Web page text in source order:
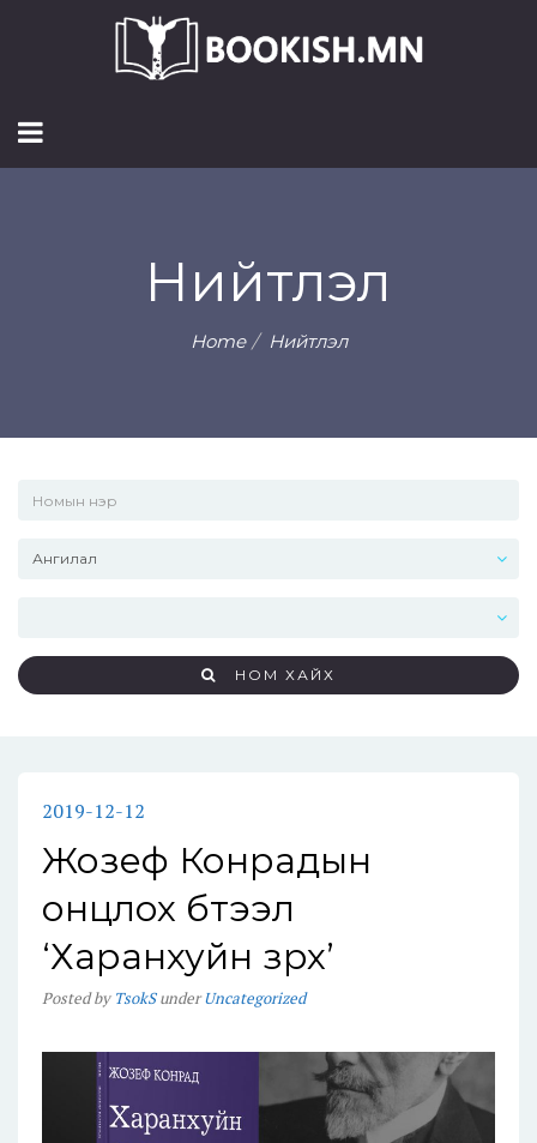
Нийтлэл
Home Нийтлэл
НОМ ХАЙХ
2019-12-12
Жозеф Конрадын
онцлох бүтээл
‘Харанхуйн зүрх’
Postedby TsokS underUncategorized